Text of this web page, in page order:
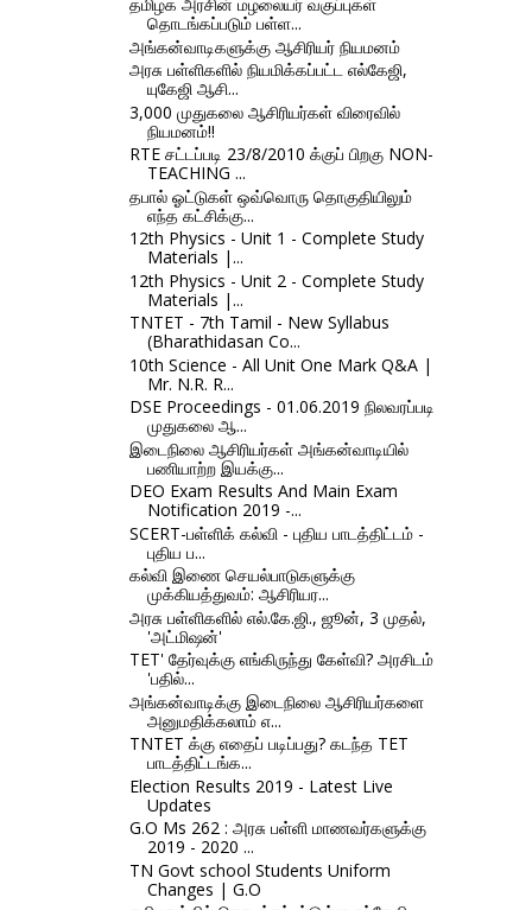
தொடங்கப்படும் பள்ள...
அங்கன்வாடிகளுக்கு ஆசிரியர் நியமனம்
அரசு பள்ளிகளில் நியமிக்கப்பட்ட எல்கேஜி,
யுகேஜி ஆசி...
3,000 முதுகலை ஆசிரியர்கள் விரைவில்
நியமனம்!!
RTE சட்டப்படி 23/8/2010 க்குப் பிறகு NON-
TEACHING ...
தபால் ஓட்டுகள் ஒவ்வொரு தொகுதியிலும்
எந்த கட்சிக்கு...
12th Physics - Unit 1 - Complete Study
Materials |...
12th Physics - Unit 2 - Complete Study
Materials |...
TNTET - 7th Tamil - New Syllabus
(Bharathidasan Co...
10th Science - All Unit One Mark Q&A |
Mr. N.R. R...
DSE Proceedings - 01.06.2019 நிலவரப்படி
முதுகலை ஆ...
இடைநிலை ஆசிரியர்கள் அங்கன்வாடியில்
பணியாற்ற இயக்கு...
DEO Exam Results And Main Exam
Notification 2019 -...
SCERT-பள்ளிக் கல்வி - புதிய பாடத்திட்டம் -
புதிய ப...
கல்வி இணை செயல்பாடுகளுக்கு
முக்கியத்துவம்: ஆசிரியர...
அரசு பள்ளிகளில் எல்.கே.ஜி., ஜூன், 3 முதல்,
'அட்மிஷன்'
TET' தேர்வுக்கு எங்கிருந்து கேள்வி? அரசிடம்
'பதில்...
அங்கன்வாடிக்கு இடைநிலை ஆசிரியர்களை
அனுமதிக்கலாம் எ...
TNTET க்கு எதைப் படிப்பது? கடந்த TET
பாடத்திட்டங்க...
Election Results 2019 - Latest Live
Updates
G.O Ms 262 : அரசு பள்ளி மாணவர்களுக்கு
2019 - 2020 ...
TN Govt school Students Uniform
Changes | G.O